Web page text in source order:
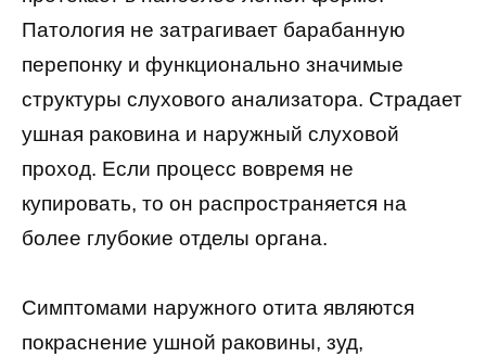
Патология не затрагивает барабанную
перепонку и функционально значимые
структуры слухового анализатора. Страдает
ушная раковина и наружный слуховой
проход. Если процесс вовремя не
купировать, то он распространяется на
более глубокие отделы органа.
Симптомами наружного отита являются
покраснение ушной раковины, зуд,